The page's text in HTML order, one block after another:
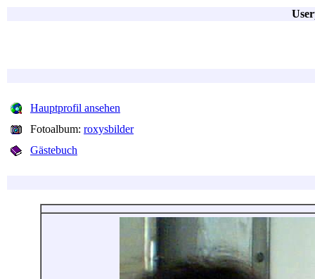
Hauptprofil ansehen
Fotoalbum: roxysbilder
Gästebuch